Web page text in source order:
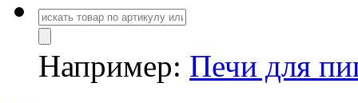
Например: Печи для